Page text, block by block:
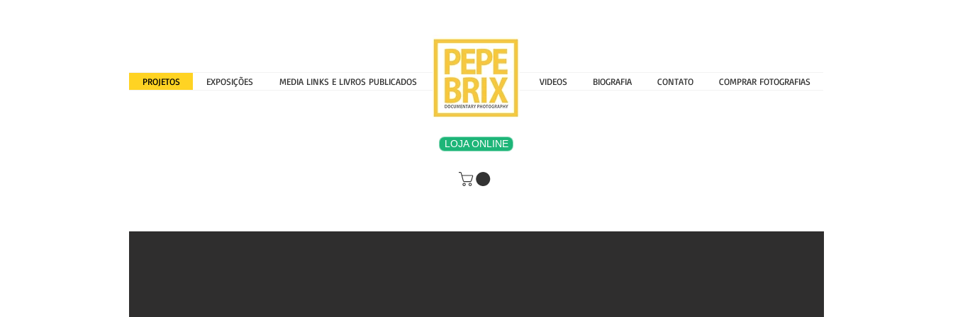
PROJETOS EXPOSIÇÕES MEDIA LINKS E LIVROS PUBLICADOS MENU 000000000 VIDEOS BIOGRAFIA CONTATO COMPRAR FOTOGRAFIAS
LOJA ONLINE